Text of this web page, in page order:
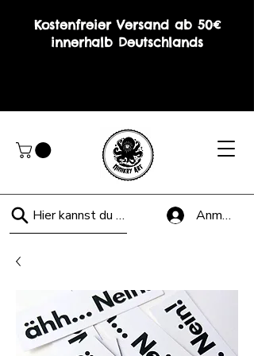
Kostenfreier Versand ab 50€
innerhalb Deutschlands
Hier kannst du suchen! Anmelden